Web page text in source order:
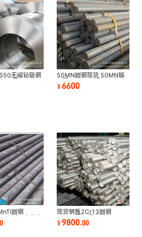
无磁钻铤钢
造圆钢 P650
50MN圆钢现货 50MN锻
制圆钢 50MN规格齐全 保
材质 库存充足
¥6600
圆钢
轮钢厂家供应
现货销售2Cr13圆钢
2Cr13圆钢规格齐全
¥9800.00